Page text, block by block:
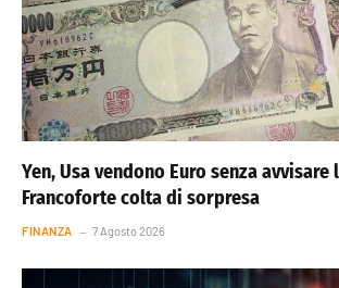
Yen, Usa vendono Euro senza avvisare
Francoforte colta di sorpresa
FINANZA 7 Agosto 2026